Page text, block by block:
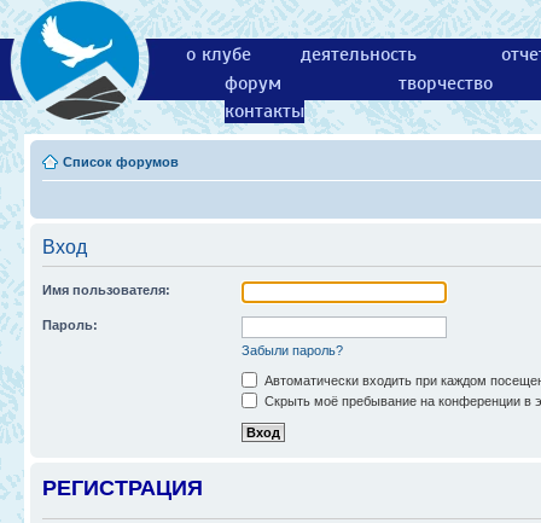
о клубе деятельность
форум
творчество
контакты
Список форумов
Вход
Имя пользователя:
Пароль:
Забыли пароль?
Автоматически входить при каждом
Скрыть моё пребывание на конференции в
РЕГИСТРАЦИЯ